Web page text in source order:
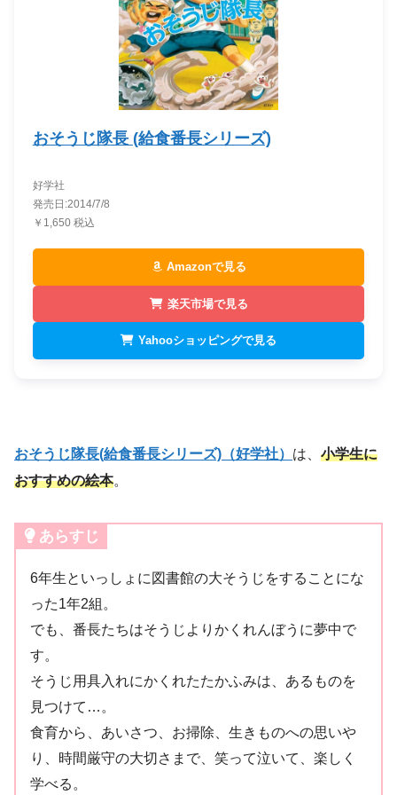
おそうじ隊長 (給食番長シリーズ)
好学社
発売日:2014/7/8
￥1,650 税込
Amazonで見る
楽天市場で見る
Yahooショッピングで見る
おそうじ隊長(給食番長シリーズ)（好学社） は、 小学生に
おすすめの絵本。
あらすじ
6年生といっしょに図書館の大そうじをすることにな
った1年2組。
でも、番長たちはそうじよりかくれんぼうに夢中で
す。
そうじ用具入れにかくれたたかふみは、あるものを
見つけて…。
食育から、あいさつ、お掃除、生きものへの思いや
り、時間厳守の大切さまで、笑って泣いて、楽しく
学べる。